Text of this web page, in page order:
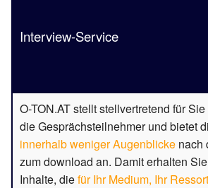
Interview-Service
O-TON.AT stellt stellvertretend für
die Gesprächsteilnehmer und bietet
innerhalb weniger Augenblicke nach
zum download an. Damit erhalten
Inhalte, diefür Ihr Medium, Ihr